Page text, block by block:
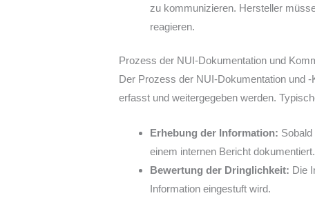
zu kommunizieren. Hersteller
reagieren.
Prozess der NUI-Dokumentation und
Der Prozess der NUI-Dokumentation und
erfasst und weitergegeben werden.
Erhebung der Information:
einem internen Bericht dokumentiert.
Bewertung der Dringlichkeit: Die
Information eingestuft wird.